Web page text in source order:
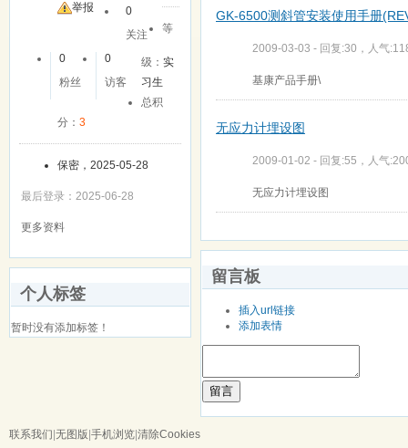
举报
0
关注
0
粉丝
0
访客
等
级：实
习生
总积
分： 3
保密，2025-05-28
最后登录：2025-06-28
更多资料
个人标签
暂时没有添加标签！
GK-6500测斜管安装使用手册
2009-03-03 - 回复:30，人气
基康产品手册\
无应力计埋设图
2009-01-02 - 回复:55，人气
无应力计埋设图
留言板
插入url链接
添加表情
留言
联系我们|无图版|手机浏览|清除Cookies